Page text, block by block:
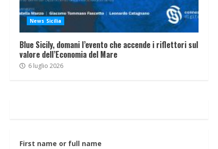
News Sicilia
Blue Sicily, domani l’evento che accende i riflettori sul
valore dell’Economia del Mare
6 luglio 2026
First name or full name